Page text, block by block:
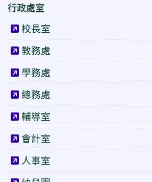
行政處室
校長室
教務處
學務處
總務處
輔導室
會計室
人事室